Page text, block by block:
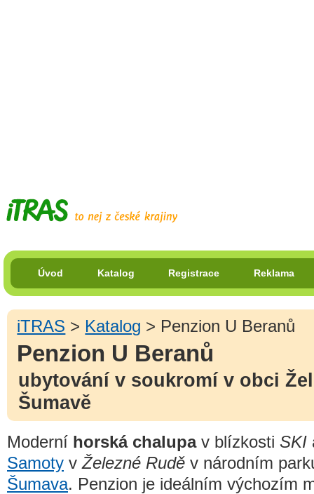
Úvod Katalog Registrace Reklama
iTRAS > Katalog > Penzion U Beranů
Penzion U Beranů
ubytování v soukromí v obci
Šumavě
Moderní horská chalupav blízkosti SKI
Samoty vŽelezné Rudě v národním
Šumava. Penzion je ideálním výchozím